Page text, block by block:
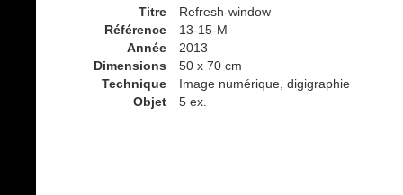
Titre
Refresh-window
Référence
13-15-M
Année
2013
Dimensions
50 x 70 cm
Technique
Image numérique, digigraphie
Objet
5 ex.